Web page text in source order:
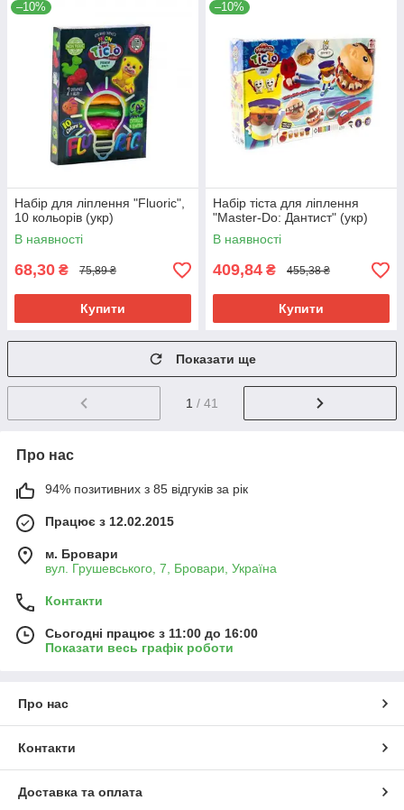
–10%
Набір для ліплення "Fluoric",
10 кольорів (укр)
В наявності
68,30 ₴ 75,89 ₴
Купити
–10%
Набір тіста для ліплення
"Master-Do: Дантист" (укр)
В наявності
409,84 ₴ 455,38 ₴
Купити
Показати ще
1 / 41
Про нас
94% позитивних з 85 відгуків за рік
Працює з 12.02.2015
м. Бровари
вул. Грушевського, 7, Бровари, Україна
Контакти
Сьогодні працює з 11:00 до 16:00
Показати весь графік роботи
Про нас
Контакти
Доставка та оплата